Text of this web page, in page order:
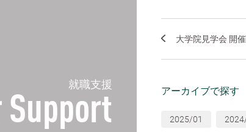
就職支援
Support
大学院見学会 開催
アーカイブで探す
2025/01